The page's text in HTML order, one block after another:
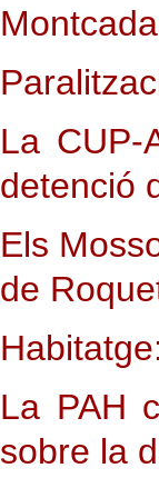
La CUP-
detenció
Els
de
La PAH
sobre la